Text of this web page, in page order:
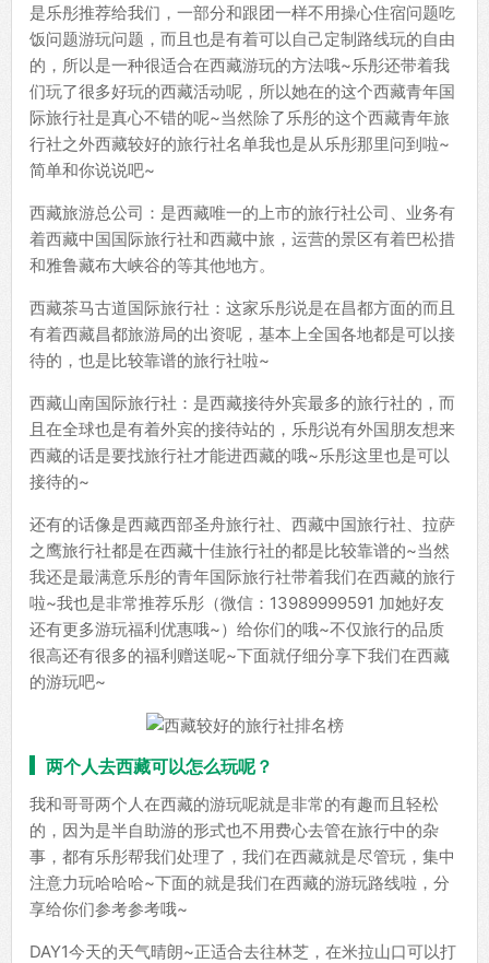
是乐彤推荐给我们，一部分和跟团一样不用操心住宿问题吃
饭问题游玩问题，而且也是有着可以自己定制路线玩的自由
的，所以是一种很适合在西藏游玩的方法哦~乐彤还带着我
们玩了很多好玩的西藏活动呢，所以她在的这个西藏青年国
际旅行社是真心不错的呢~当然除了乐彤的这个西藏青年旅
行社之外西藏较好的旅行社名单我也是从乐彤那里问到啦~
简单和你说说吧~
西藏旅游总公司：是西藏唯一的上市的旅行社公司、业务有
着西藏中国国际旅行社和西藏中旅，运营的景区有着巴松措
和雅鲁藏布大峡谷的等其他地方。
西藏茶马古道国际旅行社：这家乐彤说是在昌都方面的而且
有着西藏昌都旅游局的出资呢，基本上全国各地都是可以接
待的，也是比较靠谱的旅行社啦~
西藏山南国际旅行社：是西藏接待外宾最多的旅行社的，而
且在全球也是有着外宾的接待站的，乐彤说有外国朋友想来
西藏的话是要找旅行社才能进西藏的哦~乐彤这里也是可以
接待的~
还有的话像是西藏西部圣舟旅行社、西藏中国旅行社、拉萨
之鹰旅行社都是在西藏十佳旅行社的都是比较靠谱的~当然
我还是最满意乐彤的青年国际旅行社带着我们在西藏的旅行
啦~我也是非常推荐乐彤（微信：13989999591 加她好友
还有更多游玩福利优惠哦~）给你们的哦~不仅旅行的品质
很高还有很多的福利赠送呢~下面就仔细分享下我们在西藏
的游玩吧~
两个人去西藏可以怎么玩呢？
我和哥哥两个人在西藏的游玩呢就是非常的有趣而且轻松
的，因为是半自助游的形式也不用费心去管在旅行中的杂
事，都有乐彤帮我们处理了，我们在西藏就是尽管玩，集中
注意力玩哈哈哈~下面的就是我们在西藏的游玩路线啦，分
享给你们参考参考哦~
DAY1今天的天气晴朗~正适合去往林芝，在米拉山口可以打